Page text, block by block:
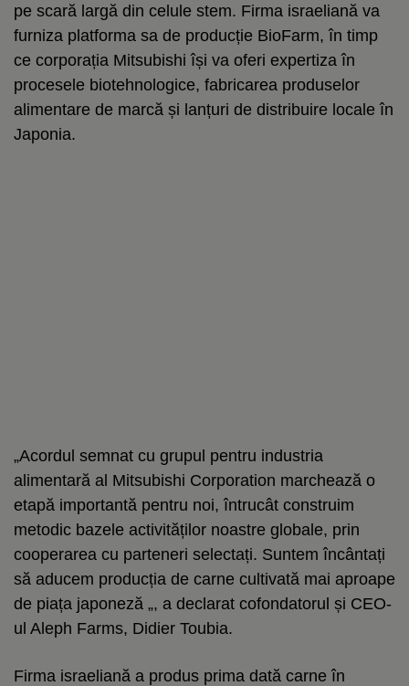
pe scară largă din celule stem. Firma israeliană va
furniza platforma sa de producție BioFarm, în timp
ce corporația Mitsubishi își va oferi expertiza în
procesele biotehnologice, fabricarea produselor
alimentare de marcă și lanțuri de distribuire locale în
Japonia.
„Acordul semnat cu grupul pentru industria
alimentară al Mitsubishi Corporation marchează o
etapă importantă pentru noi, întrucât construim
metodic bazele activităților noastre globale, prin
cooperarea cu parteneri selectați. Suntem încântați
să aducem producția de carne cultivată mai aproape
de piața japoneză „, a declarat cofondatorul și CEO-
ul Aleph Farms, Didier Toubia.
Firma israeliană a produs prima dată carne în